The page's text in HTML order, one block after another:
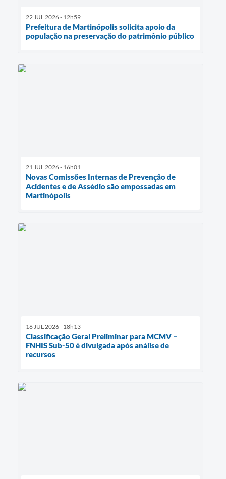
22 JUL 2026 - 12h59
Prefeitura de Martinópolis solicita apoio da
população na preservação do patrimônio público
21 JUL 2026 - 16h01
Novas Comissões Internas de Prevenção de
Acidentes e de Assédio são empossadas em
Martinópolis
16 JUL 2026 - 18h13
Classificação Geral Preliminar para MCMV –
FNHIS Sub-50 é divulgada após análise de
recursos